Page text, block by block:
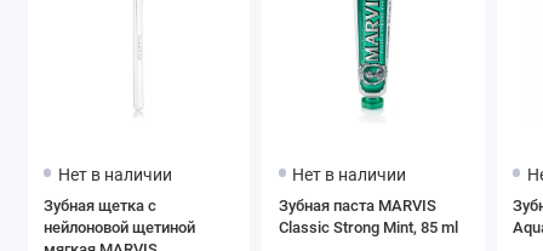
Нет в наличии
Зубная щетка с
нейлоновой щетиной
Нет в наличии
Зубная паста MARVIS
Classic Strong Mint, 85 ml